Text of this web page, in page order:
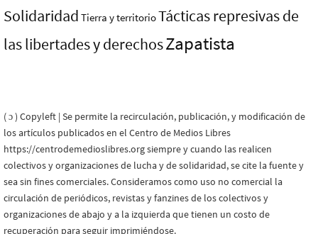
Solidaridad Tierra y territorioTácticas represivas de
las libertades y derechosZapatista
( ɔ ) Copyleft | Se permite la recirculación, publicación, y modificación de
los artículos publicados en el Centro de Medios Libres
https://centrodemedioslibres.org siempre y cuando las realicen
colectivos y organizaciones de lucha y de solidaridad, se cite la fuente y
sea sin fines comerciales. Consideramos como uso no comercial la
circulación de periódicos, revistas y fanzines de los colectivos y
organizaciones de abajo y a la izquierda que tienen un costo de
recuperación para seguir imprimiéndose.